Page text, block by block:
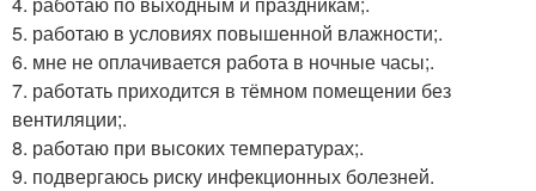
5. работаю в условиях повышенной влажности;.
6. мне не оплачивается работа в ночные часы;.
7. работать приходится в тёмном помещении без
вентиляции;.
8. работаю при высоких температурах;.
9. подвергаюсь риску инфекционных болезней.